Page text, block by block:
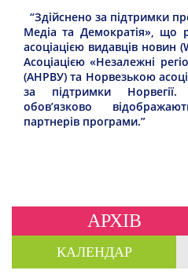
“Здійснено за підтримки
Медіа та Демократія», що
асоціацією видавців новин
Асоціацією «Незалежні
(АНРВУ) та Норвезькою
за підтримки
обов’язково
партнерів програми.”
АРХІВ
КАЛЕНДАР